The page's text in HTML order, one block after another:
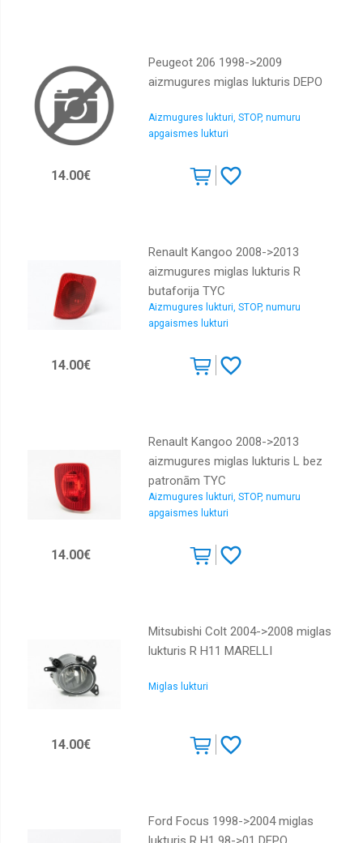
Peugeot 206 1998->2009
aizmugures miglas lukturis DEPO
Aizmugures lukturi, STOP, numuru
apgaismes lukturi
14.00€
Renault Kangoo 2008->2013
aizmugures miglas lukturis R
butaforija TYC
Aizmugures lukturi, STOP, numuru
apgaismes lukturi
14.00€
Renault Kangoo 2008->2013
aizmugures miglas lukturis L bez
patronām TYC
Aizmugures lukturi, STOP, numuru
apgaismes lukturi
14.00€
Mitsubishi Colt 2004->2008 miglas
lukturis R H11 MARELLI
Miglas lukturi
14.00€
Ford Focus 1998->2004 miglas